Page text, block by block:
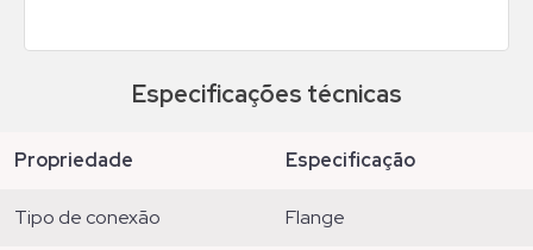
Especificações técnicas
propriedade especificação
tipo de conexão flange